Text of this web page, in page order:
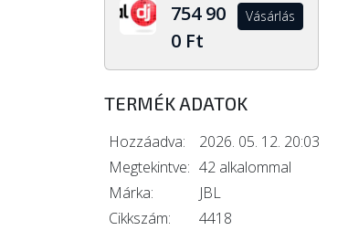
754 90
0 Ft
Vásárlás
TERMÉK ADATOK
Hozzáadva:
2026. 05. 12. 20:03
Megtekintve: 42 alkalommal
Márka:
JBL
Cikkszám:
4418